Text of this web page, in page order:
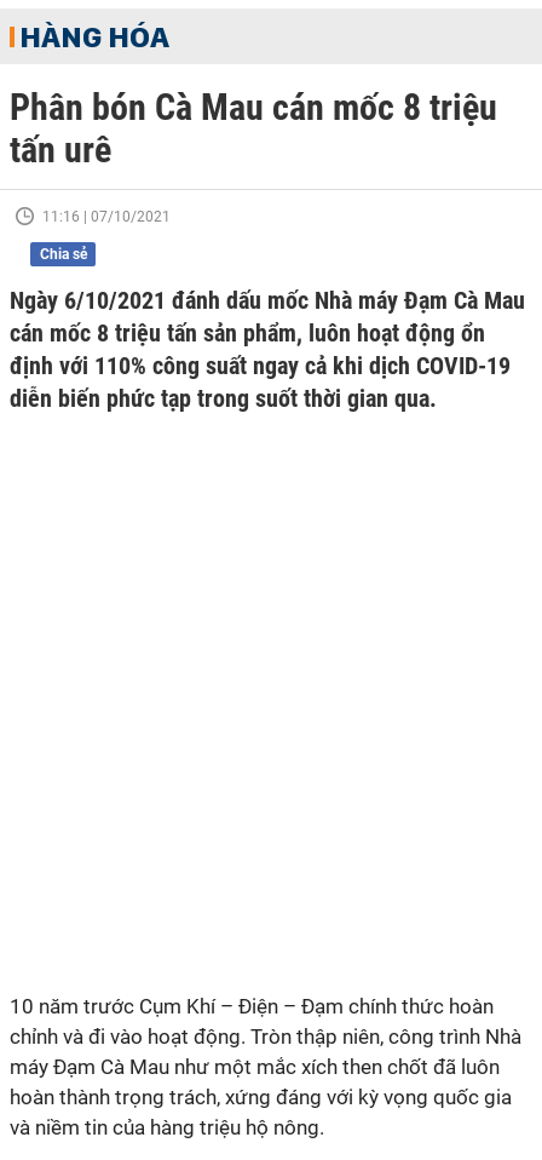
HÀNG HÓA
Phân bón Cà Mau cán mốc 8 triệu
tấn urê
11:16 | 07/10/2021
Chia sẻ
Ngày 6/10/2021 đánh dấu mốc Nhà máy Đạm Cà Mau
cán mốc 8 triệu tấn sản phẩm, luôn hoạt động ổn
định với 110% công suất ngay cả khi dịch COVID-19
diễn biến phức tạp trong suốt thời gian qua.
10 năm trước Cụm Khí – Điện – Đạm chính thức hoàn
chỉnh và đi vào hoạt động. Tròn thập niên, công trình Nhà
máy Đạm Cà Mau như một mắc xích then chốt đã luôn
hoàn thành trọng trách, xứng đáng với kỳ vọng quốc gia
và niềm tin của hàng triệu hộ nông.